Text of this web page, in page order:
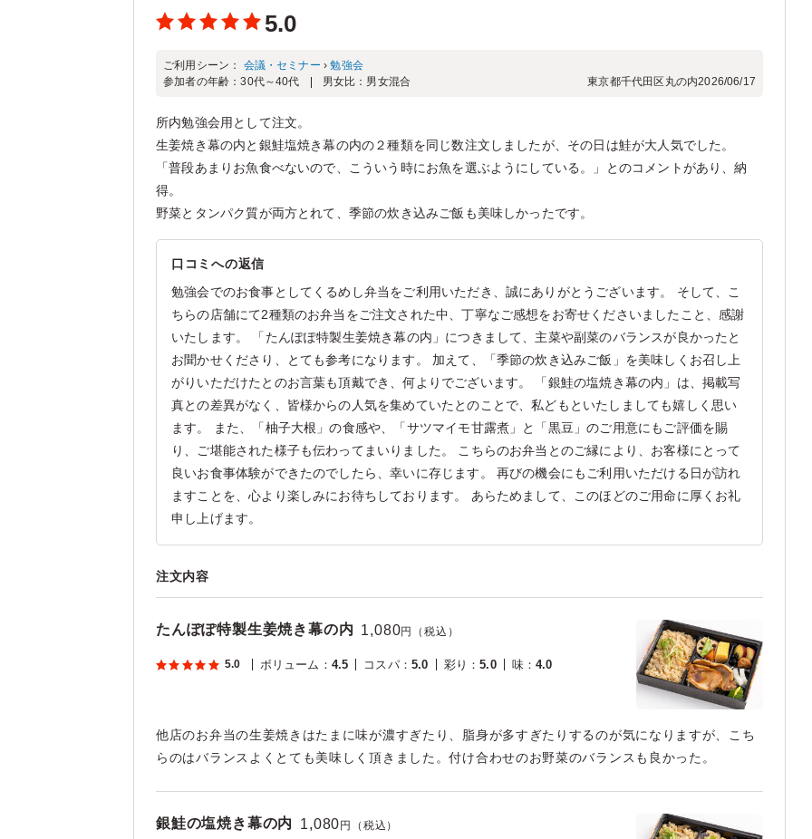
5.0
ご利用シーン： 会議・セミナー ›勉強会
参加者の年齢：30代～40代 男女比： 男女混合 東京都千代田区丸の内2026/06/17
所内勉強会用として注文。
生姜焼き幕の内と銀鮭塩焼き幕の内の２種類を同じ数注文しましたが、その日は鮭が大人気でした。
「普段あまりお魚食べないので、こういう時にお魚を選ぶようにしている。」とのコメントがあり、納
得。
野菜とタンパク質が両方とれて、季節の炊き込みご飯も美味しかったです。
口コミへの返信
勉強会でのお食事としてくるめし弁当をご利用いただき、誠にありがとうございます。 そして、こ
ちらの店舗にて2種類のお弁当をご注文された中、丁寧なご感想をお寄せくださいましたこと、感謝
いたします。 「たんぽぽ特製生姜焼き幕の内」につきまして、主菜や副菜のバランスが良かったと
お聞かせくださり、とても参考になります。 加えて、「季節の炊き込みご飯」を美味しくお召し上
がりいただけたとのお言葉も頂戴でき、何よりでございます。 「銀鮭の塩焼き幕の内」は、掲載写
真との差異がなく、皆様からの人気を集めていたとのことで、私どもといたしましても嬉しく思い
ます。 また、「柚子大根」の食感や、「サツマイモ甘露煮」と「黒豆」のご用意にもご評価を賜
り、ご堪能された様子も伝わってまいりました。 こちらのお弁当とのご縁により、お客様にとって
良いお食事体験ができたのでしたら、幸いに存じます。 再びの機会にもご利用いただける日が訪れ
ますことを、心より楽しみにお待ちしております。 あらためまして、このほどのご用命に厚くお礼
申し上げます。
注文内容
たんぽぽ特製生姜焼き幕の内 1,080円（税込）
5.0 ボリューム ： 4.5 コスパ： 5.0 彩り ：5.0 味：4.0
他店のお弁当の生姜焼きはたまに味が濃すぎたり、脂身が多すぎたりするのが気になりますが、こち
らのはバランスよくとても美味しく頂きました。付け合わせのお野菜のバランスも良かった。
銀鮭の塩焼き幕の内 1,080 円（税込）